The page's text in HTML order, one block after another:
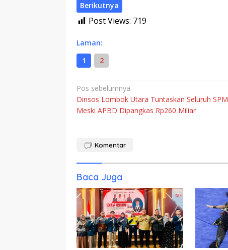
Berikutnya
Post Views: 719
Laman:
1
2
Navigasi
pos
Pos sebelumnya
Dinsos Lombok Utara Tuntaskan Seluruh SPM
Meski APBD Dipangkas Rp260 Miliar
Komentar
Baca Juga